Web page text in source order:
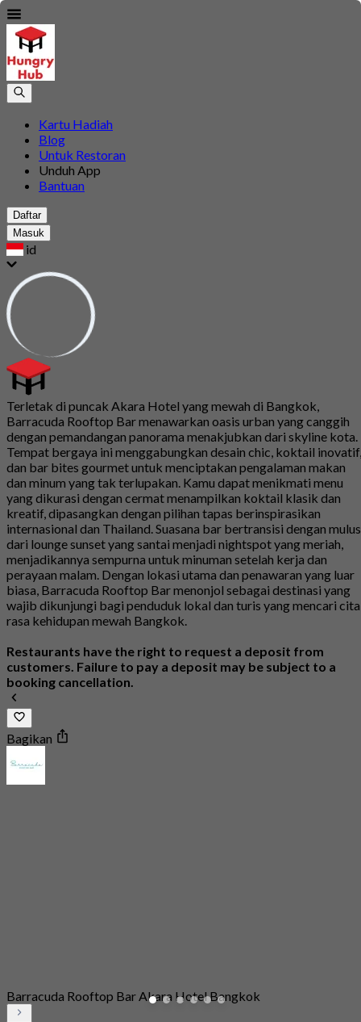
Kartu Hadiah
Blog
Untuk Restoran
Unduh App
Bantuan
Daftar
Masuk
id
Terletak di puncak Akara Hotel yang mewah di Bangkok,
Barracuda Rooftop Bar menawarkan oasis urban yang canggih
dengan pemandangan panorama menakjubkan dari skyline kota.
Tempat bergaya ini menggabungkan desain chic, koktail inovatif,
dan bar bites gourmet untuk menciptakan pengalaman makan
dan minum yang tak terlupakan. Kamu dapat menikmati menu
yang dikurasi dengan cermat menampilkan koktail klasik dan
kreatif, dipasangkan dengan pilihan tapas berinspirasikan
internasional dan Thailand. Suasana bar bertransisi dengan mulus
dari lounge sunset yang santai menjadi nightspot yang meriah,
menjadikannya sempurna untuk minuman setelah kerja dan
perayaan malam. Dengan lokasi utama dan penawaran yang luar
biasa, Barracuda Rooftop Bar menonjol sebagai destinasi yang
wajib dikunjungi bagi penduduk lokal dan turis yang mencari cita
rasa kehidupan mewah Bangkok.
Restaurants have the right to request a deposit from
customers. Failure to pay a deposit may be subject to a
booking cancellation.
Bagikan
Barracuda Rooftop Bar Akara Hotel Bangkok